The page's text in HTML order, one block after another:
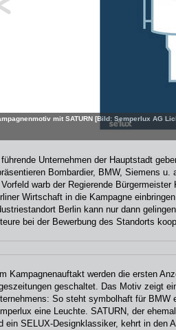
mit SATURN [Bild: Semperlux AG
führende Unternehmen der Hauptstadt
Bombardier, BMW, Siemens
warb der Regierende
Wirtschaft in die Kampagne
Berlin kann nur dann
bei der Bewerbung des Standorts
Kampagnenauftakt werden die ersten
geschaltet. Das Motiv zeigt
So steht symbolhaft für BMW
eine Leuchte. SATURN, der
ein SELUX-Designklassiker, kehrt in den